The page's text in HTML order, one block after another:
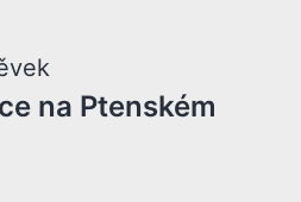
na Ptenském